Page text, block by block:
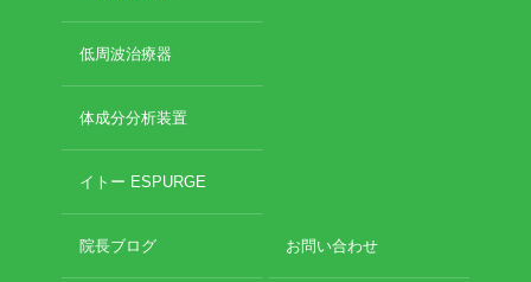
低周波治療器
体成分分析装置
イトー ESPURGE
院長ブログ お問い合わせ